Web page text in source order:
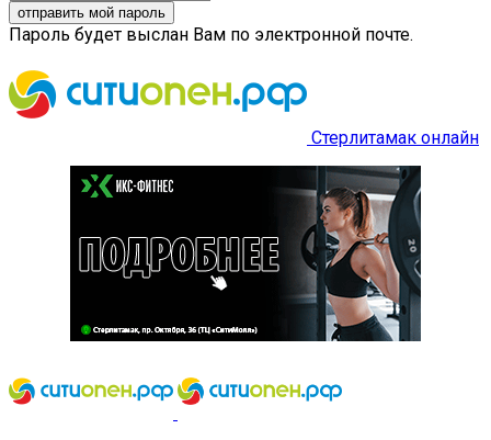
Пароль будет выслан Вам по электронной почте.
Стерлитамак онлайн